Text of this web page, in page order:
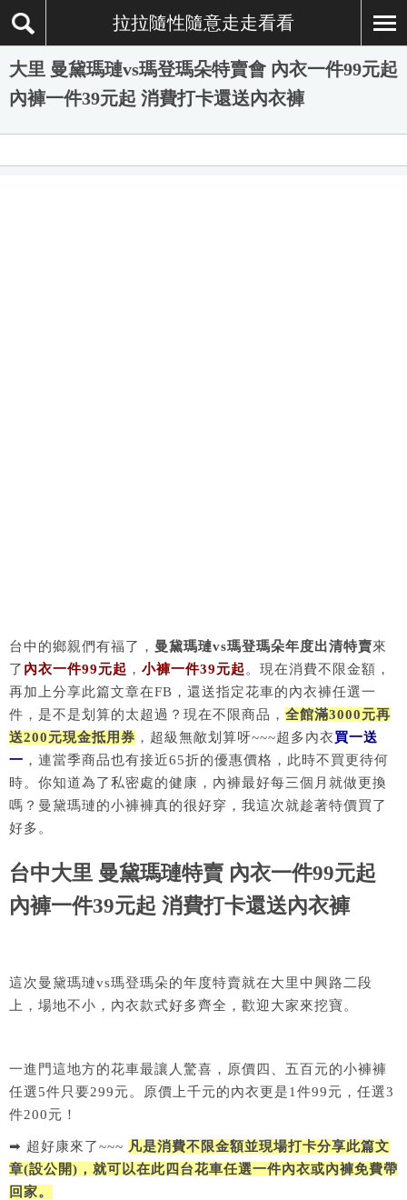
拉拉隨性隨意走走看看
大里 曼黛瑪璉vs瑪登瑪朵特賣會 內衣一件99元起
內褲一件39元起 消費打卡還送內衣褲
台中的鄉親們有福了， 曼黛瑪璉vs瑪登瑪朵年度出清特賣來
了 內衣一件99元起 ， 小褲一件39元起。現在消費不限金額，
再加上分享此篇文章在FB，還送指定花車的內衣褲任選一
件，是不是划算的太超過？現在不限商品， 全館滿3000元再
送200元現金抵用券 ，超級無敵划算呀~~~超多內衣買一送
一 ，連當季商品也有接近65折的優惠價格，此時不買更待何
時。你知道為了私密處的健康，內褲最好每三個月就做更換
嗎？曼黛瑪璉的小褲褲真的很好穿，我這次就趁著特價買了
好多。
台中大里 曼黛瑪璉特賣 內衣一件99元起
內褲一件39元起 消費打卡還送內衣褲
這次曼黛瑪璉vs瑪登瑪朵的年度特賣就在大里中興路二段
上，場地不小，內衣款式好多齊全，歡迎大家來挖寶。
一進門這地方的花車最讓人驚喜，原價四、五百元的小褲褲
任選5件只要299元。原價上千元的內衣更是1件99元，任選3
件200元！
➡ 超好康來了~~~ 凡是消費不限金額並現場打卡分享此篇文
章(設公開)，就可以在此四台花車任選一件內衣或內褲免費帶
回家。